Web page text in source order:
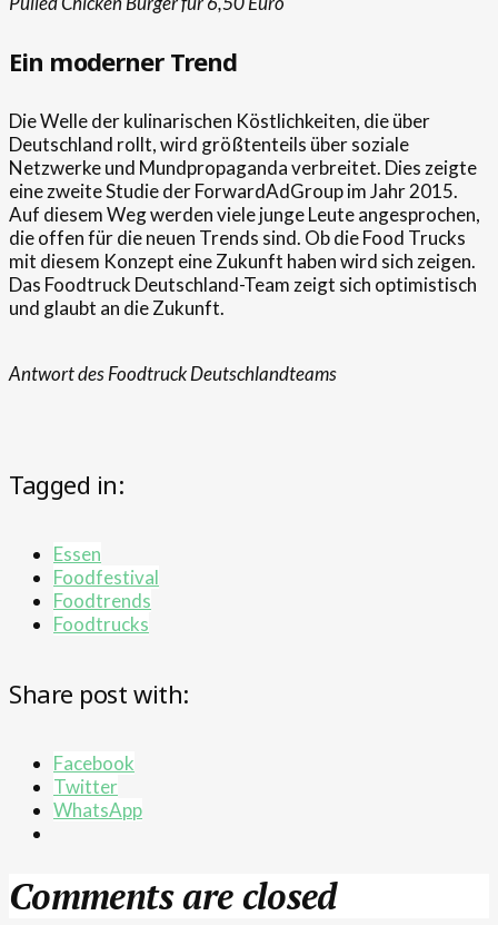
Ein moderner Trend
Die Welle der kulinarischen Köstlichkeiten, die über
Deutschland rollt, wird größtenteils über soziale
Netzwerke und Mundpropaganda verbreitet. Dies zeigte
eine zweite Studie der ForwardAdGroup im Jahr 2015.
Auf diesem Weg werden viele junge Leute angesprochen,
die offen für die neuen Trends sind. Ob die Food Trucks
mit diesem Konzept eine Zukunft haben wird sich zeigen.
Das Foodtruck Deutschland-Team zeigt sich optimistisch
und glaubt an die Zukunft.
Antwort des Foodtruck Deutschlandteams
Tagged in:
Essen
Foodfestival
Foodtrends
Foodtrucks
Share post with:
Facebook
Twitter
WhatsApp
Comments are closed